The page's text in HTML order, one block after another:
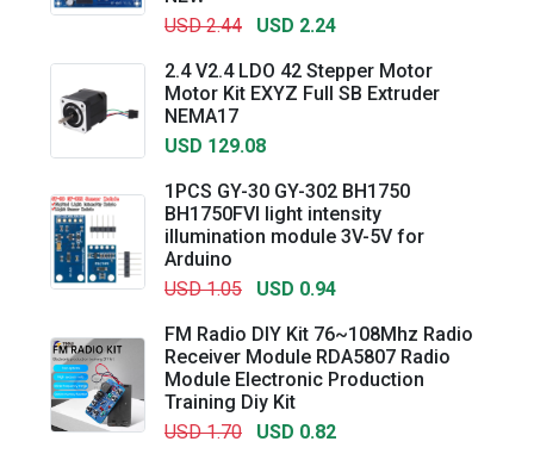
USD 2.44
USD 2.24
2.4 V2.4 LDO 42 Stepper Motor
Motor Kit EXYZ Full SB Extruder
NEMA17
USD 129.08
1PCS GY-30 GY-302 BH1750
BH1750FVI light intensity
illumination module 3V-5V for
Arduino
USD 1.05
USD 0.94
FM Radio DIY Kit 76~108Mhz Radio
Receiver Module RDA5807 Radio
Module Electronic Production
Training Diy Kit
USD 1.70
USD 0.82